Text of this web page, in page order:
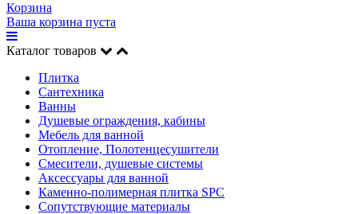
Корзина
Ваша корзина пуста
Каталог товаров
Плитка
Сантехника
Ванны
Душевые ограждения, кабины
Мебель для ванной
Отопление, Полотенцесушители
Смесители, душевые системы
Аксессуары для ванной
Каменно-полимерная плитка SPC
Сопутствующие материалы